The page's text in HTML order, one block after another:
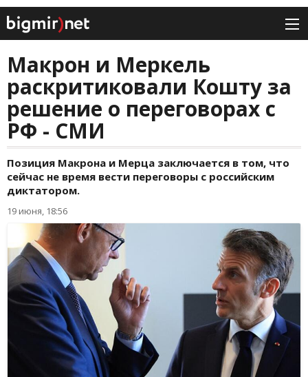
Макрон и Меркель
раскритиковали Кошту за
решение о переговорах с
РФ - СМИ
Позиция Макрона и Мерца заключается в том, что
сейчас не время вести переговоры с российским
диктатором.
19 июня, 18:56